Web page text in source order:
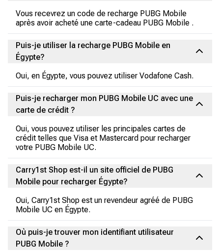
Vous recevrez un code de recharge PUBG Mobile
après avoir acheté une carte-cadeau PUBG Mobile .
Puis-je utiliser la recharge PUBG Mobile en
Égypte?
Oui, en Égypte, vous pouvez utiliser Vodafone Cash.
Puis-je recharger mon PUBG Mobile UC avec une
carte de crédit ?
Oui, vous pouvez utiliser les principales cartes de
crédit telles que Visa et Mastercard pour recharger
votre PUBG Mobile UC.
Carry1st Shop est-il un site officiel de PUBG
Mobile pour recharger Égypte?
Oui, Carry1st Shop est un revendeur agréé de PUBG
Mobile UC en Égypte.
Où puis-je trouver mon identifiant utilisateur
PUBG Mobile ?